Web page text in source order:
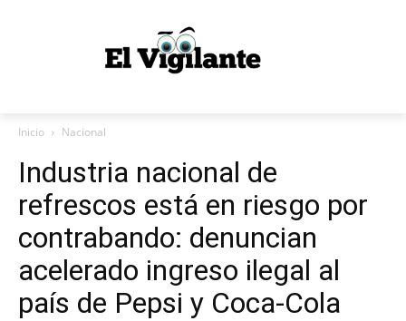
Inicio Nacional
Industria nacional de
refrescos está en riesgo por
contrabando: denuncian
acelerado ingreso ilegal al
país de Pepsi y Coca-Cola